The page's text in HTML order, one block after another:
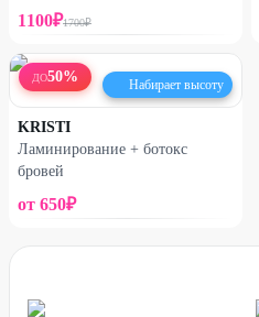
1100₽1700₽
ДО50% Набирает высоту
KRISTI
Ламинирование + ботокс
бровей
от 650₽